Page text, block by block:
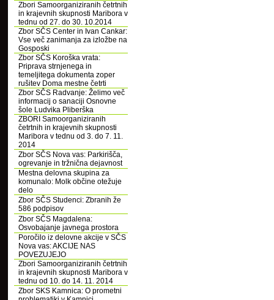
Zbori Samoorganiziranih četrtnih
in krajevnih skupnosti Maribora v
tednu od 27. do 30. 10.2014
Zbor SČS Center in Ivan Cankar:
Vse več zanimanja za izložbe na
Gosposki
Zbor SČS Koroška vrata:
Priprava strnjenega in
temeljitega dokumenta zoper
rušitev Doma mestne četrti
Zbor SČS Radvanje: Želimo več
informacij o sanaciji Osnovne
šole Ludvika Pliberška
ZBORI Samoorganiziranih
četrtnih in krajevnih skupnosti
Maribora v tednu od 3. do 7. 11.
2014
Zbor SČS Nova vas: Parkirišča,
ogrevanje in tržnična dejavnost
Mestna delovna skupina za
komunalo: Molk občine otežuje
delo
Zbor SČS Studenci: Zbranih že
586 podpisov
Zbor SČS Magdalena:
Osvobajanje javnega prostora
Poročilo iz delovne akcije v SČS
Nova vas: AKCIJE NAS
POVEZUJEJO
Zbori Samoorganiziranih četrtnih
in krajevnih skupnosti Maribora v
tednu od 10. do 14. 11. 2014
Zbor SKS Kamnica: O prometni